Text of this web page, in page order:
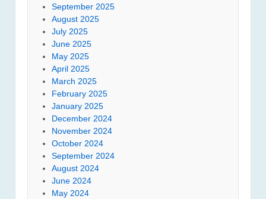
September 2025
August 2025
July 2025
June 2025
May 2025
April 2025
March 2025
February 2025
January 2025
December 2024
November 2024
October 2024
September 2024
August 2024
June 2024
May 2024